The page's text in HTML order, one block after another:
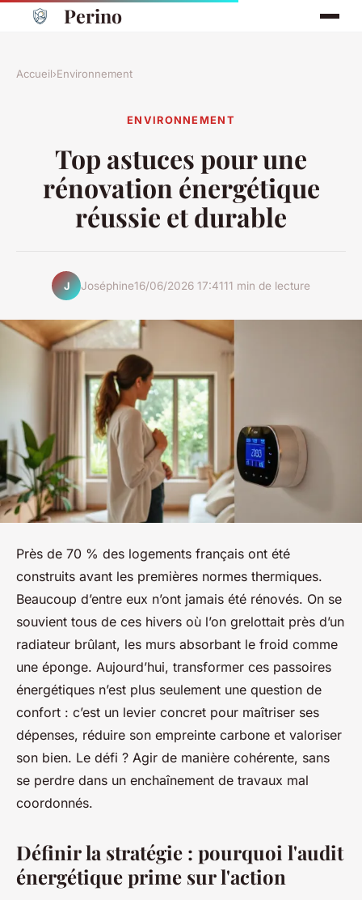
Perino
Accueil›Environnement
ENVIRONNEMENT
Top astuces pour une
rénovation énergétique
réussie et durable
J Joséphine16/06/2026 17:4111 min de lecture
Près de 70 % des logements français ont été
construits avant les premières normes thermiques.
Beaucoup d’entre eux n’ont jamais été rénovés. On se
souvient tous de ces hivers où l’on grelottait près d’un
radiateur brûlant, les murs absorbant le froid comme
une éponge. Aujourd’hui, transformer ces passoires
énergétiques n’est plus seulement une question de
confort : c’est un levier concret pour maîtriser ses
dépenses, réduire son empreinte carbone et valoriser
son bien. Le défi ? Agir de manière cohérente, sans
se perdre dans un enchaînement de travaux mal
coordonnés.
Définir la stratégie : pourquoi l'audit
énergétique prime sur l'action